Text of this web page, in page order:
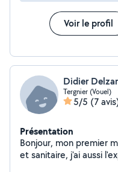
Voir le profil
Didier
Tergnier (Vouel)
5/5 (7
Présentation
Bonjour, mon premier
et sanitaire, j'ai aussi